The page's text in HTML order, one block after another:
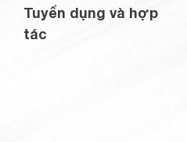
Tuyển dụng và hợp
tác